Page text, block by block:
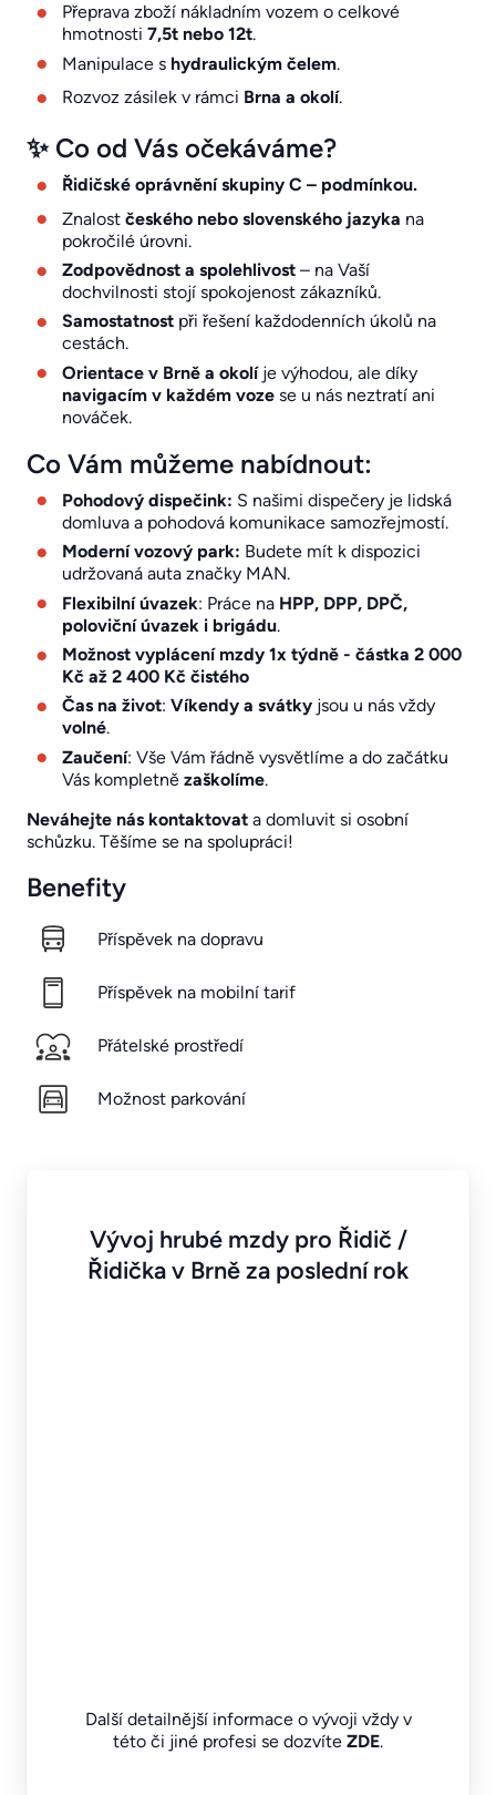
Přeprava zboží nákladním vozem o celkové
hmotnosti 7,5t nebo 12t.
Manipulace s hydraulickým čelem.
Rozvoz zásilek v rámci Brna a okolí.
✨ Co od Vás očekáváme?
Řidičské oprávnění skupiny C – podmínkou.
Znalost českého nebo slovenského jazyka na
pokročilé úrovni.
Zodpovědnost a spolehlivost – na Vaší
dochvilnosti stojí spokojenost zákazníků.
Samostatnost při řešení každodenních úkolů na
cestách.
Orientace v Brně a okolíje výhodou, ale díky
navigacím v každém voze se u nás neztratí ani
nováček.
Co Vám můžeme nabídnout:
Pohodový dispečink: S našimi dispečery je lidská
domluva a pohodová komunikace samozřejmostí.
Moderní vozový park: Budete mít k dispozici
udržovaná auta značky MAN.
Flexibilní úvazek: Práce na HPP, DPP, DPČ,
poloviční úvazek i brigádu.
Možnost vyplácení mzdy 1x týdně - částka 2 000
Kč až 2 400 Kč čistého
Čas na život: Víkendy a svátky jsou u nás vždy
volné.
Zaučení: Vše Vám řádně vysvětlíme a do začátku
Vás kompletně zaškolíme.
Neváhejte nás kontaktovat a domluvit si osobní
schůzku. Těšíme se na spolupráci!
Benefity
Příspěvek na dopravu
Příspěvek na mobilní tarif
Přátelské prostředí
Možnost parkování
Vývoj hrubé mzdy pro Řidič /
Řidička v Brně za poslední rok
Další detailnější informace o vývoji vždy v
této či jiné profesi se dozvíte ZDE.